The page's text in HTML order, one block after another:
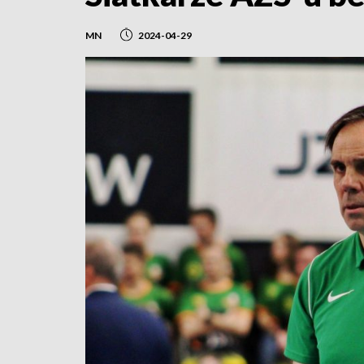
MN 2024-04-29